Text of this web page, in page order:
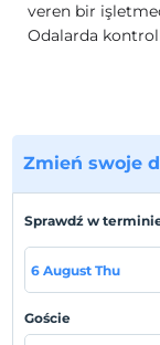
veren bir
Odalarda
(IP TV,
kettle, günlük
buklet
masası, yangın
Lokalizacja
Kuzey Kıbrıs
merkezinin
Plaża
Zmień swoje
Sprawdź w
6 August Thu
Goście